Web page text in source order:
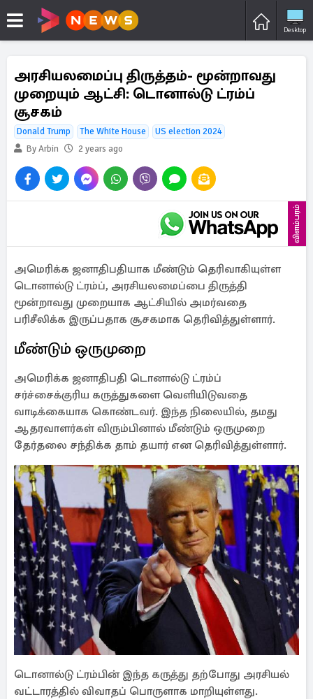
Desktop
அரசியலமைப்பு திருத்தம்- மூன்றாவது
முறையும் ஆட்சி: டொனால்டு ட்ரம்ப்
சூசகம்
Donald Trump The White House
US election 2024
By Arbin
2 years ago
விளம்பரம்
அமெரிக்க ஜனாதிபதியாக மீண்டும் தெரிவாகியுள்ள
டொனால்டு ட்ரம்ப், அரசியலமைப்பை திருத்தி
மூன்றாவது முறையாக ஆட்சியில் அமர்வதை
பரிசீலிக்க இருப்பதாக சூசகமாக தெரிவித்துள்ளார்.
மீண்டும் ஒருமுறை
அமெரிக்க ஜனாதிபதி டொனால்டு ட்ரம்ப்
சர்ச்சைக்குரிய கருத்துகளை வெளியிடுவதை
வாடிக்கையாக கொண்டவர். இந்த நிலையில், தமது
ஆதரவாளர்கள் விரும்பினால் மீண்டும் ஒருமுறை
தேர்தலை சந்திக்க தாம் தயார் என தெரிவித்துள்ளார்.
டொனால்டு ட்ரம்பின் இந்த கருத்து தற்போது அரசியல்
வட்டாரத்தில் விவாதப் பொருளாக மாறியுள்ளது.